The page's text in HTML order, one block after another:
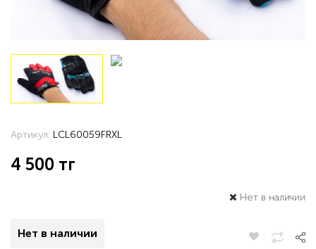
Артикул: LCL60059FRXL
4 500 тг
Нет в наличии
Нет в наличии